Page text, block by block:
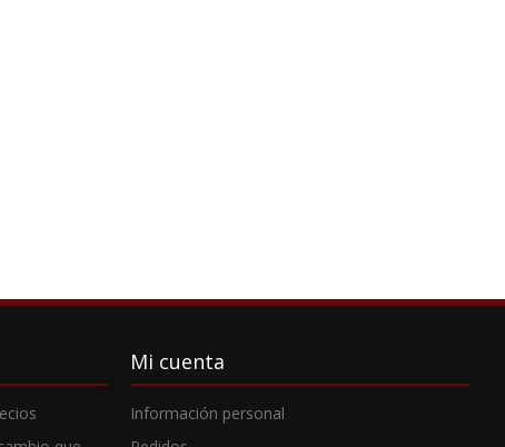
Mi cuenta
Información personal